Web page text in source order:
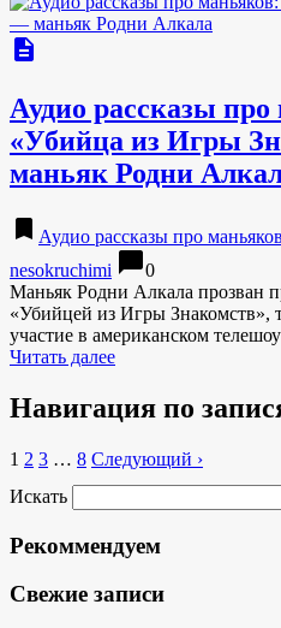
description
Аудио рассказы
«Убийца из Игры
маньяк Родни
bookmark Аудио рассказы про маньяков
nesokruchimi chat_bubble0
Маньяк Родни Алкала прозван
«Убийцей из Игры Знакомств»,
участие в американском
Читать далее
Навигация по
1 2 3 … 8 Следующий ›
Искать
Рекоммендуем
Свежие записи